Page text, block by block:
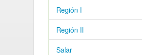
Región I
Región II
Salar